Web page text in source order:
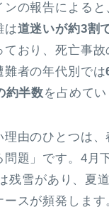
ンの報告による
は道迷いが約3割
おり、死亡事
難者の年代別では
約半数を占めてい
理由のひとつは
問題」です。4月
残雪があり、夏
ースが頻発しま